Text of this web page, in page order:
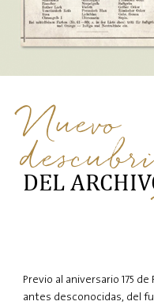
Nuevo
DEL
Previo al aniversario 175
antes desconocidas, del